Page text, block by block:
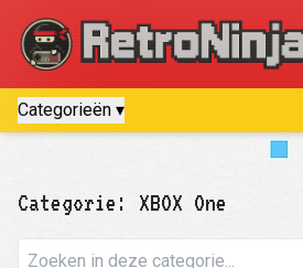
Categorieën ▾
Categorie: XBOX One